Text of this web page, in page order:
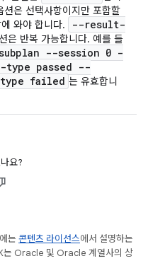
션은 선택사항이지만 포함할
와야 합니다.
--result-
은 반복 가능합니다. 예를 들
--session 0 -
passed --
failed 는 유효합니
요?
는 콘텐츠 라이선스에서 설명하는
는 Oracle 및 Oracle 계열사의 상